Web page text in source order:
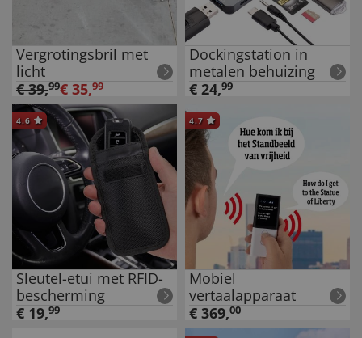
Vergrotingsbril met
licht
€39,99€ 35,99
Dockingstation in
metalen behuizing
€ 24,99
4.6
Sleutel-etui met RFID-
bescherming
€ 19,99
4.7
Mobiel
vertaalapparaat
€ 369,00